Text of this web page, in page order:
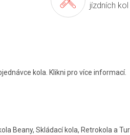
jízdních kol
kola. Klikni pro více informací.
Beany, Skládací kola, Retrokola a